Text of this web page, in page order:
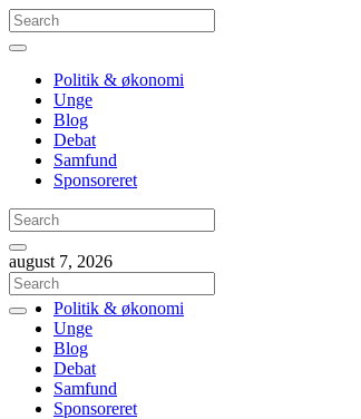
Politik & økonomi
Unge
Blog
Debat
Samfund
Sponsoreret
august 7, 2026
Politik & økonomi
Unge
Blog
Debat
Samfund
Sponsoreret